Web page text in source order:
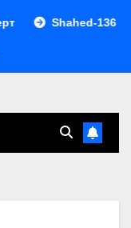
136